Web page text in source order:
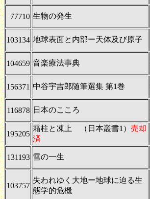
77710 生物の発生
103134 地球表面と内部ー天体及び原子
104659 音楽療法事典
156371 中谷宇吉郎随筆選集 第1巻
116878 日本のこころ
195205
霜柱と凍上 （日本叢書1） 売却
済
131193 雪の一生
103757
失われゆく大地ー地球に迫る生
態学的危機